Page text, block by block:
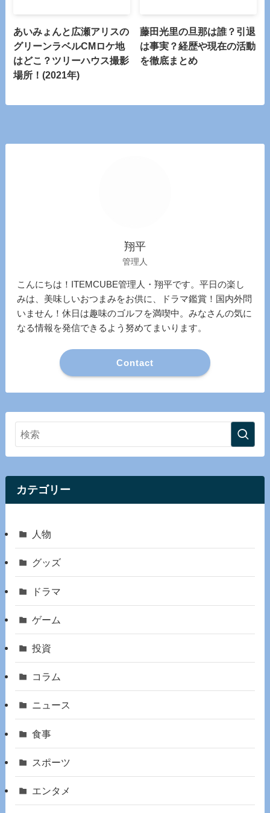
あいみょんと広瀬アリスの
グリーンラベルCMロケ地
はどこ？ツリーハウス撮影
場所！(2021年)
藤田光里の旦那は誰？引退
は事実？経歴や現在の活動
を徹底まとめ
翔平
管理人
こんにちは！ITEMCUBE管理人・翔平です。平日の楽し
みは、美味しいおつまみをお供に、ドラマ鑑賞！国内外問
いません！休日は趣味のゴルフを満喫中。みなさんの気に
なる情報を発信できるよう努めてまいります。
Contact
カテゴリー
人物
グッズ
ドラマ
ゲーム
投資
コラム
ニュース
食事
スポーツ
エンタメ